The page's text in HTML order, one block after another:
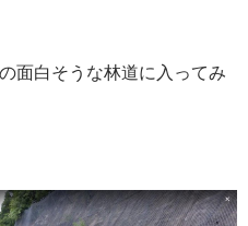
面白そうな林道に入ってみ